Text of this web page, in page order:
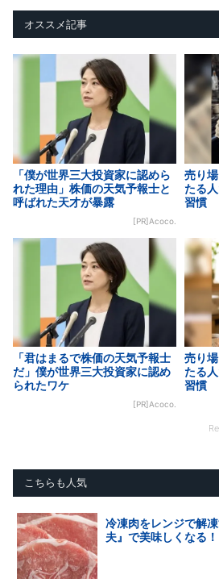
オススメ記事
「僕が世界三大投資家に認めら
れた理由」株価の天気予報士と
呼ばれた天才が暴露
[PR]Acoco.
売り
たる
習慣
「君はまるで株価の天気予報士
だ」僕が世界三大投資家に認め
られたワケ
[PR]Acoco.
売り
たる
習慣
こちらも人気
冷凍肉をレンジで解
夫』で美味しくなる！